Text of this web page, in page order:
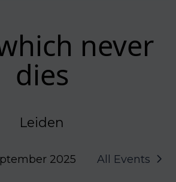
never
dies
Leiden
2025 All Events